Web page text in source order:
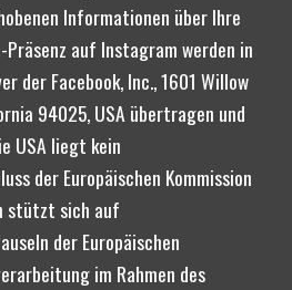
Informationen über Ihre
auf Instagram werden in
der Facebook, Inc., 1601 Willow
94025, USA übertragen und
USA liegt kein
der Europäischen Kommission
stützt sich auf
der Europäischen
im Rahmen des